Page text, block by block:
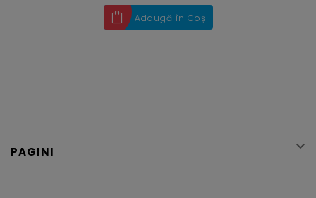
Adaugă în Coș
PAGINI 